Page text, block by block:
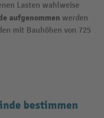
Lasten wahlweise
aufgenommen werden
mit Bauhöhen von 725
bestimmen